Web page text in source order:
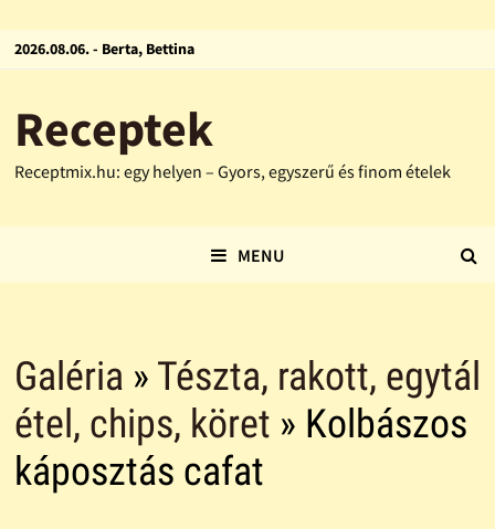
2026.08.06. - Berta, Bettina
Receptek
Receptmix.hu: egy helyen – Gyors, egyszerű és finom ételek
MENU
Galéria » Tészta, rakott, egytál
étel, chips, köret » Kolbászos
káposztás cafat